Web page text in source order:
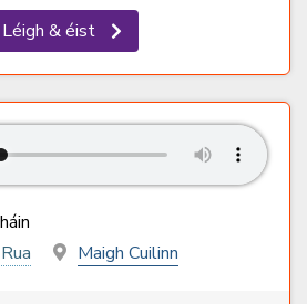
Léigh & éist
Maigh Cuilinn